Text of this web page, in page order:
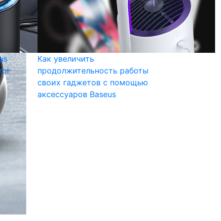
Как увеличить
продолжительность работы
своих гаджетов с помощью
аксессуаров Baseus